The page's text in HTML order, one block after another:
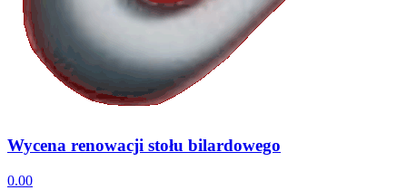
Wycena renowacji stołu bilardowego
0.00